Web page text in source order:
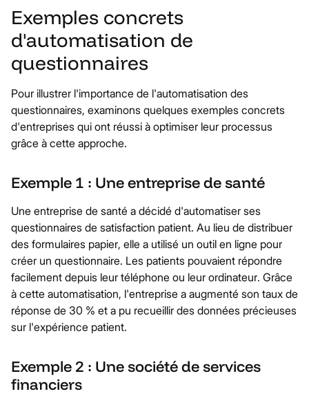
Exemples concrets
d'automatisation de
questionnaires
Pour illustrer l'importance de l'automatisation des
questionnaires, examinons quelques exemples concrets
d'entreprises qui ont réussi à optimiser leur processus
grâce à cette approche.
Exemple 1 : Une entreprise de santé
Une entreprise de santé a décidé d'automatiser ses
questionnaires de satisfaction patient. Au lieu de distribuer
des formulaires papier, elle a utilisé un outil en ligne pour
créer un questionnaire. Les patients pouvaient répondre
facilement depuis leur téléphone ou leur ordinateur. Grâce
à cette automatisation, l'entreprise a augmenté son taux de
réponse de 30 % et a pu recueillir des données précieuses
sur l'expérience patient.
Exemple 2 : Une société de services
financiers